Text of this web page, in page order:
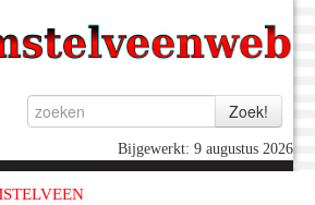
Bijgewerkt: 9 augustus 2026